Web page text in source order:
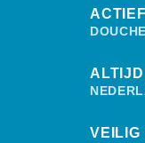
VEILIG